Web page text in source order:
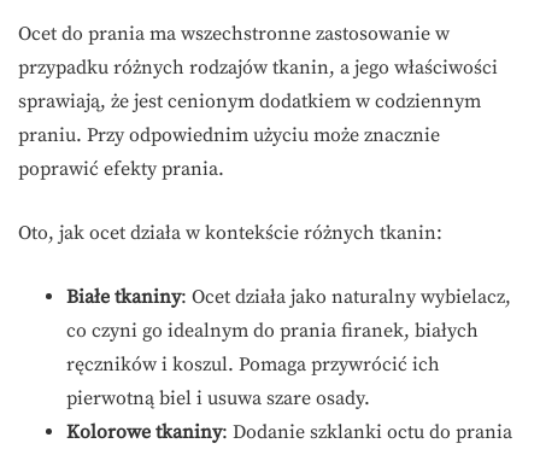
Ocet do prania ma wszechstronne zastosowanie w
przypadku różnych rodzajów tkanin, a jego właściwości
sprawiają, że jest cenionym dodatkiem w codziennym
praniu. Przy odpowiednim użyciu może znacznie
poprawić efekty prania.
Oto, jak ocet działa w kontekście różnych tkanin:
Białe tkaniny: Ocet działa jako naturalny wybielacz,
co czyni go idealnym do prania firanek, białych
ręczników i koszul. Pomaga przywrócić ich
pierwotną biel i usuwa szare osady.
Kolorowe tkaniny: Dodanie szklanki octu do prania